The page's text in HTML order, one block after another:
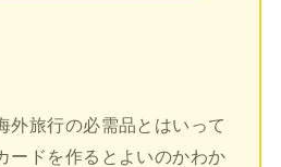
外旅行の必需品とはいって
ードを作るとよいのかわか